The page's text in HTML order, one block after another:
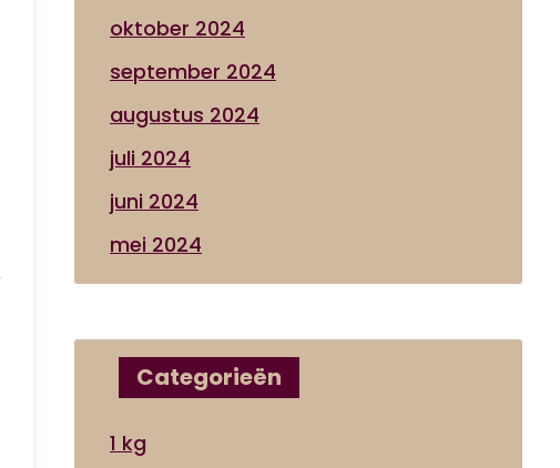
oktober 2024
september 2024
augustus 2024
juli 2024
juni 2024
mei 2024
Categorieën
1 kg